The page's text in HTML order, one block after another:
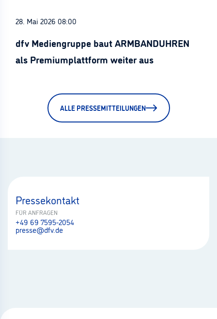
28. Mai 2026 08:00
dfv Mediengruppe baut ARMBANDUHREN
als Premiumplattform weiter aus
ALLE PRESSEMITTEILUNGEN
Pressekontakt
FÜR ANFRAGEN
+49 69 7595-2054
presse@dfv.de